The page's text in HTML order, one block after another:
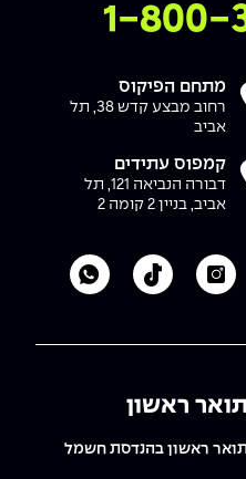
קשר
1-800-
מתחם הפיקוס
רחוב מבצע קדש 38, תל
אביב
קמפוס עתידים
דבורה הנביאה 121, תל
אביב, בניין 2 קומה 2
מכללת אפקה
של מכללת אפקה
היוטיוב של מכללת אפקה
לעמוד האינסטגרם של
לעמוד הטיקטוק
תואר ראשון
תואר ראשון בהנדסת חשמל